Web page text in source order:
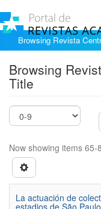
Browsing Revista
Browsing
Title
Now showing items 65-
La actuación de
estadios de São Paulo